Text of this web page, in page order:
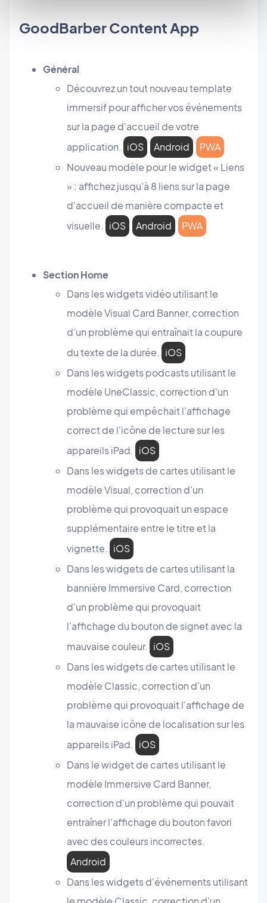
GoodBarber Content App
Général
Découvrez un tout nouveau template
immersif pour afficher vos événements
sur la page d'accueil de votre
application. iOS Android
PWA
Nouveau modèle pour le widget « Liens
» : affichez jusqu'à 8 liens sur la page
d'accueil de manière compacte et
visuelle. iOS Android PWA
Section Home
Dans les widgets vidéo utilisant le
modèle Visual Card Banner, correction
d'un problème qui entraînait la coupure
du texte de la durée. iOS
Dans les widgets podcasts utilisant le
modèle UneClassic, correction d'un
problème qui empêchait l'affichage
correct de l'icône de lecture sur les
appareils iPad. iOS
Dans les widgets de cartes utilisant le
modèle Visual, correction d'un
problème qui provoquait un espace
supplémentaire entre le titre et la
vignette. iOS
Dans les widgets de cartes utilisant la
bannière Immersive Card, correction
d'un problème qui provoquait
l'affichage du bouton de signet avec la
mauvaise couleur. iOS
Dans les widgets de cartes utilisant le
modèle Classic, correction d'un
problème qui provoquait l'affichage de
la mauvaise icône de localisation sur les
appareils iPad. iOS
Dans le widget de cartes utilisant le
modèle Immersive Card Banner,
correction d'un problème qui pouvait
entraîner l'affichage du bouton favori
avec des couleurs incorrectes.
Android
Dans les widgets d'événements utilisant